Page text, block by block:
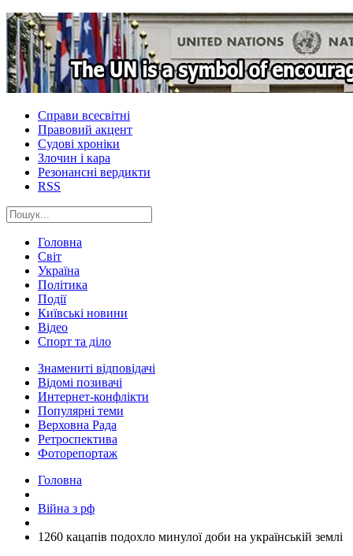
Справи всесвітні
Правовий акцент
Судові хроніки
Злочин і кара
Резонансні вердикти
RSS
Головна
Світ
Україна
Політика
Події
Київські новини
Відео
Спорт та діло
Знамениті відповідачі
Відомі позивачі
Интернет-конфлікти
Популярні теми
Верховна Рада
Ретроспектива
Фоторепортаж
Головна
Війна з рф
​1260 кацапів подохло минулої доби на українській землі